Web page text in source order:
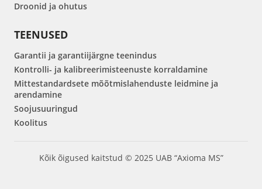
Droonid ja ohutus
TEENUSED
Garantii ja garantiijärgne teenindus
Kontrolli- ja kalibreerimisteenuste korraldamine
Mittestandardsete mõõtmislahenduste leidmine ja
arendamine
Soojusuuringud
Koolitus
Kõik õigused kaitstud © 2025 UAB “Axioma MS”